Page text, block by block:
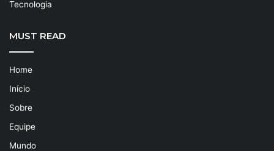
Tecnologia
MUST READ
Home
Início
Sobre
Equipe
Mundo